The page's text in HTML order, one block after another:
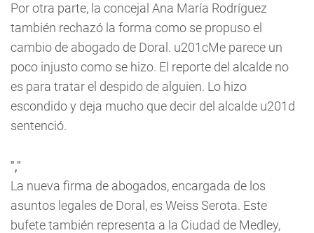
Por otra parte, la concejal Ana María Rodríguez
también rechazó la forma como se propuso el
cambio de abogado de Doral. u201cMe parece un
poco injusto como se hizo. El reporte del alcalde no
es para tratar el despido de alguien. Lo hizo
escondido y deja mucho que decir del alcalde u201d
sentenció.
","
La nueva firma de abogados, encargada de los
asuntos legales de Doral, es Weiss Serota. Este
bufete también representa a la Ciudad de Medley,